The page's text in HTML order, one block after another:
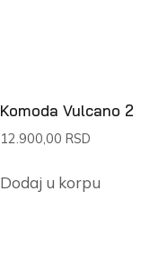
Komoda Vulcano 2
12.900,00 RSD
Dodaj u korpu